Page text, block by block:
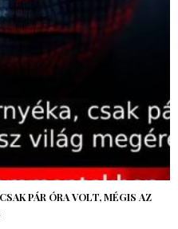
PÁR ÓRA VOLT, MÉGIS AZ